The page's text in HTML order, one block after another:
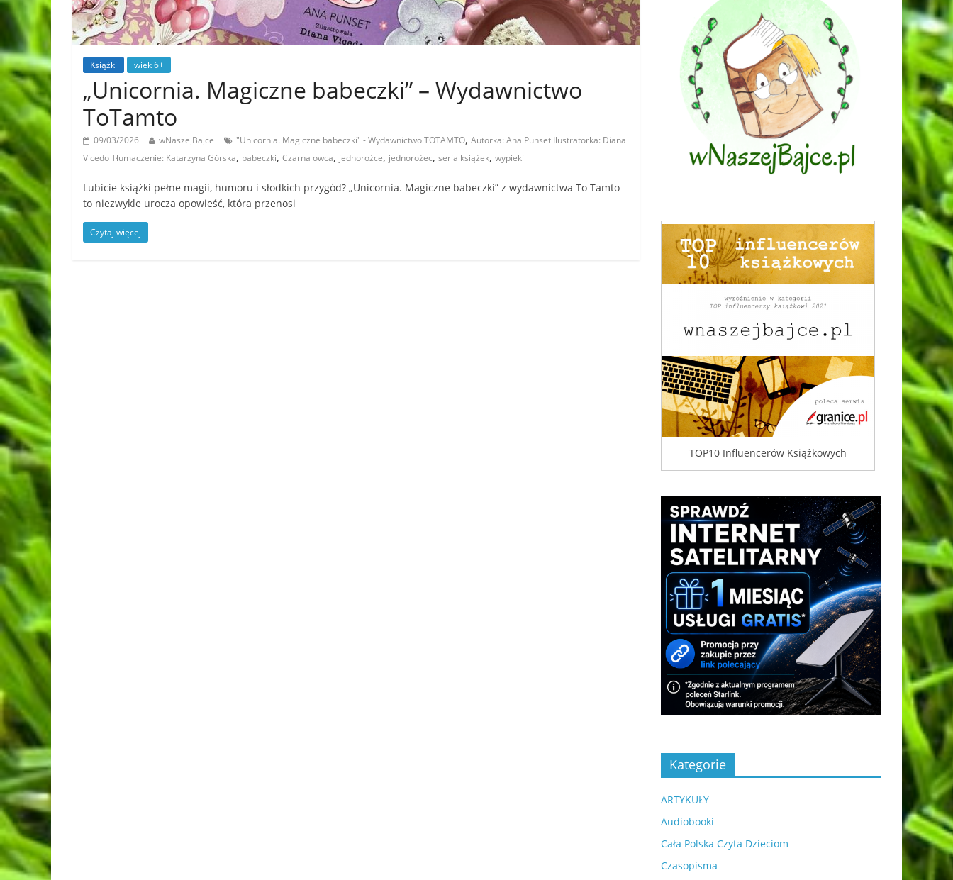
Książki wiek 6+
„Unicornia. Magiczne babeczki” – Wydawnictwo
ToTamto
09/03/2026 wNaszejBajce "Unicornia. Magiczne babeczki" - Wydawnictwo TOTAMTO, Autorka: Ana Punset Ilustratorka: Diana
Vicedo Tłumaczenie: Katarzyna Górska, babeczki, Czarna owca, jednorożce, jednorożec, seria książek, wypieki
Lubicie książki pełne magii, humoru i słodkich przygód? „Unicornia. Magiczne babeczki” z wydawnictwa To Tamto
to niezwykle urocza opowieść, która przenosi
Czytaj więcej
TOP10 Influencerów Książkowych
Kategorie
ARTYKUŁY
Audiobooki
Cała Polska Czyta Dzieciom
Czasopisma